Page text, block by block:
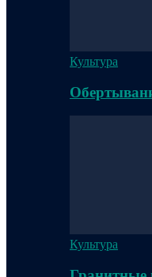
Культура
Культура